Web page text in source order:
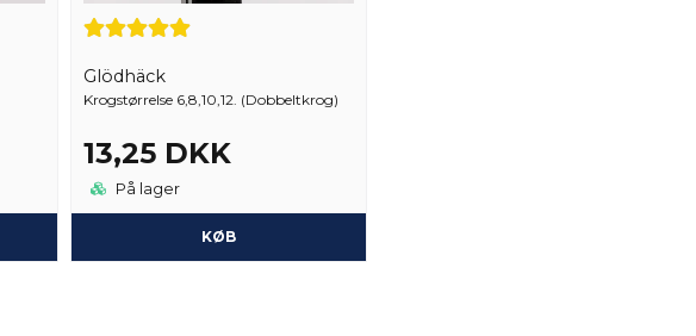
Glödhäck
Krogstørrelse 6,8,10,12. (Dobbeltkrog)
13,25 DKK
På lager
KØB